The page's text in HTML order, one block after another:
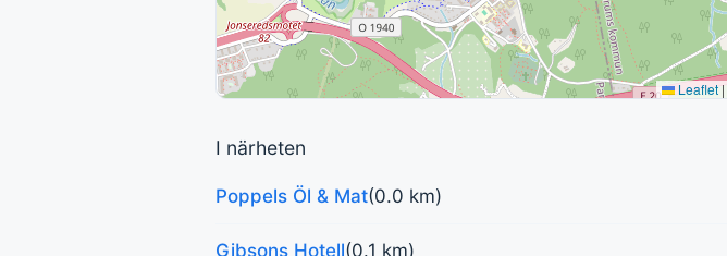
Leaflet |
I närheten
Poppels Öl & Mat(0.0 km)
Gibsons Hotell(0.1 km)